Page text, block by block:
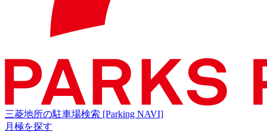
三菱地所の駐車場検索 [Parking NAVI]
月極を探す